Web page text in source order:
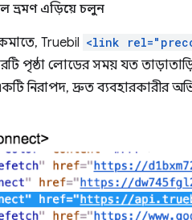
ভ্রমণ এড়িয়ে চলুন
Truebil <link
পৃষ্ঠা লোডের সময় যত
নিরাপদ, দ্রুত ব্যবহারকারীর